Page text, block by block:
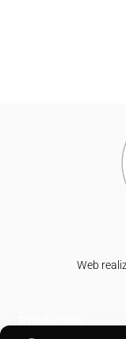
Web
Productos